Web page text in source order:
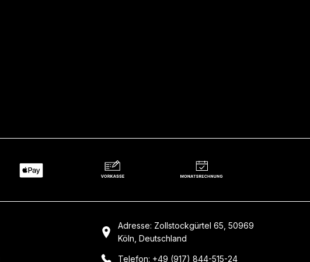
Adresse: Zollstockgürtel 65, 50969
Köln, Deutschland
Telefon: +49 (917) 844-515-24